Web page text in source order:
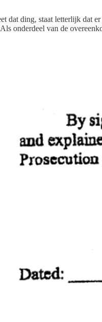
dat ding, staat letterlijk dat
onderdeel van de